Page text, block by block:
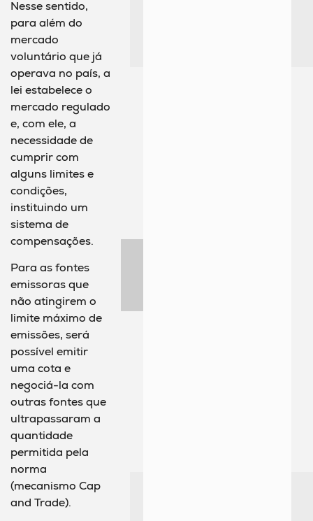
Nesse sentido,
para além do
mercado
voluntário que já
operava no país, a
lei estabelece o
mercado regulado
e, com ele, a
necessidade de
cumprir com
alguns limites e
condições,
instituindo um
sistema de
compensações.
Para as fontes
emissoras que
não atingirem o
limite máximo de
emissões, será
possível emitir
uma cota e
negociá-la com
outras fontes que
ultrapassaram a
quantidade
permitida pela
norma
(mecanismo Cap
and Trade).